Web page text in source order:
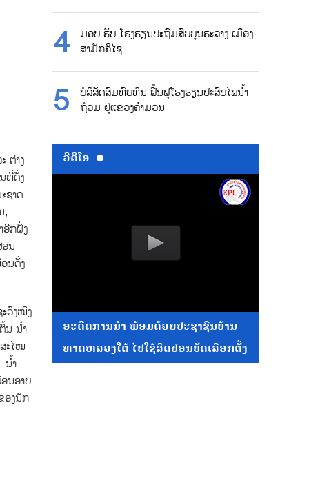
ຕ່າງ
ທີ່ດັ່ງ
ຊາດ
,
ອີກຝັ່ງ
ນ
ນດັ່ງ
ວົງໝິງ
ນ ນ້ຳ
ະໄໝ
ນ້ຳ
ນອາບ
ອງນັກ
ມອບ-ຮັບ ໂຮງຮຽນປະຖົມສົບບູນຮະລາງ ເມືອງ
ສາມັກຄິໄຊ
ບໍລິສັດສົມທົບທຶນ ຟື້ນຟູໂຮງຮຽນປະສົບໄພນ້ຳ
ຖ້ວມ ຢູ່ແຂວງຄຳມວນ
ວີດີໂອ
ອະດີດການນໍາ ພ້ອມດ້ວຍປະຊາຊົນບ້ານ
ທາດຫລວງໃຕ້ ໄປໃຊ້ສິດປ່ອນບັດເລືອກຕັ້ງ